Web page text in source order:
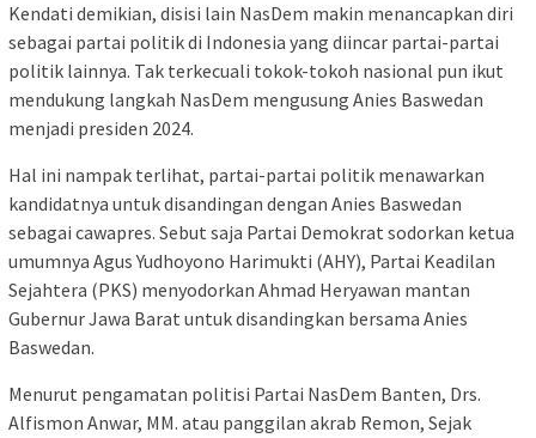
Kendati demikian, disisi lain NasDem makin menancapkan diri
sebagai partai politik di Indonesia yang diincar partai-partai
politik lainnya. Tak terkecuali tokok-tokoh nasional pun ikut
mendukung langkah NasDem mengusung Anies Baswedan
menjadi presiden 2024.
Hal ini nampak terlihat, partai-partai politik menawarkan
kandidatnya untuk disandingan dengan Anies Baswedan
sebagai cawapres. Sebut saja Partai Demokrat sodorkan ketua
umumnya Agus Yudhoyono Harimukti (AHY), Partai Keadilan
Sejahtera (PKS) menyodorkan Ahmad Heryawan mantan
Gubernur Jawa Barat untuk disandingkan bersama Anies
Baswedan.
Menurut pengamatan politisi Partai NasDem Banten, Drs.
Alfismon Anwar, MM. atau panggilan akrab Remon, Sejak